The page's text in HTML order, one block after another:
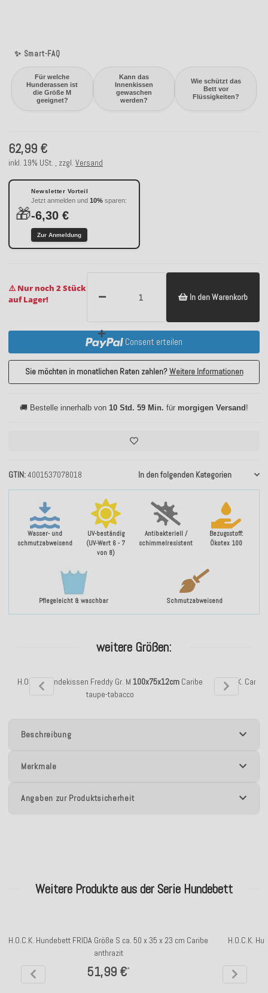
✨ Smart-FAQ
Für welche
Hunderassen ist
die Größe M
geeignet?
Kann das
Innenkissen
gewaschen
werden?
Wie schützt das
Bett vor
Flüssigkeiten?
Wasser- und
schmutzabweisend
UV-beständig
(UV-Wert 6 - 7
von 8)
Antibakteriell /
schimmelresistent
Bezugsstoff:
Ökotex 100
Pflegeleicht & waschbar Schmutzabweisend
GTIN 4001537078018 In den folgenden Kategorien
62,99 €
inkl. 19% USt. , zzgl. Versand
🎁
Newsletter Vorteil
Jetzt anmelden und 10% sparen:
-6,30 €
Zur Anmeldung
⚠️ Nur noch 2 Stück
auf Lager!
In den Warenkorb
Consent erteilen
Sie möchten in monatlichen Raten zahlen?Weitere Informationen
🚚 Bestelle innerhalb von 10 Std. 59 Min. für morgigen Versand !
weitere Größen:
H.O.C.K. Hundekissen Freddy Gr. M 100x75x12cmCaribe
taupe-tabacco
H.O.C.K.
Beschreibung
Merkmale
Angaben zur Produktsicherheit
Weitere Produkte aus der Serie Hundebett
H.O.C.K. Hundebett FRIDA Größe S ca. 50 x 35 x 23 cm Caribe
anthrazit
51,99 €*
H.O.C.K.